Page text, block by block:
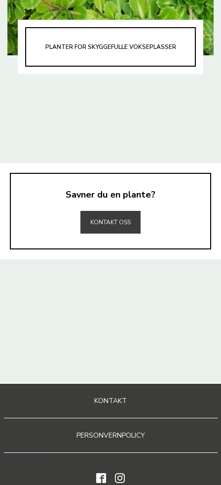
PLANTER FOR SKYGGEFULLE VOKSEPLASSER
Savner du en plante?
KONTAKT OSS
KONTAKT
PERSONVERNPOLICY